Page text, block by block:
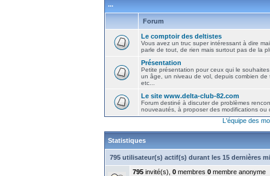
...
Forum
Le comptoir des deltistes
Vous avez un truc super intéressant à dire
parle de tout, de rien mais surtout pas de la
Présentation
Petite présentation pour ceux qui le
un âge, un niveau de vol, depuis combien de
etc...
Le site www.delta-club-82.com
Forum destiné à discuter de problèmes
nouveautés, à proposer des modifications ou
L'équipe des
Statistiques
795 utilisateur(s) actif(s) durant les 15 dernières
795 invité(s), 0 membres 0 membre anonyme